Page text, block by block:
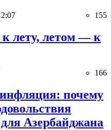
155
к лету, летом — к
166
почему
Азербайджана